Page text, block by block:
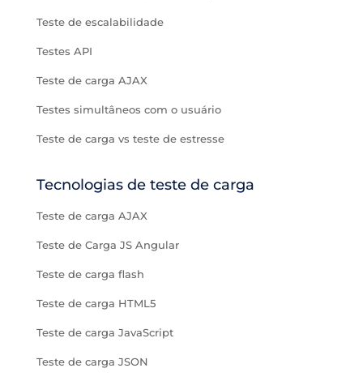
Teste de escalabilidade
Testes API
Teste de carga AJAX
Testes simultâneos com o usuário
Teste de carga vs teste de estresse
Tecnologias de teste de carga
Teste de carga AJAX
Teste de Carga JS Angular
Teste de carga flash
Teste de carga HTML5
Teste de carga JavaScript
Teste de carga JSON